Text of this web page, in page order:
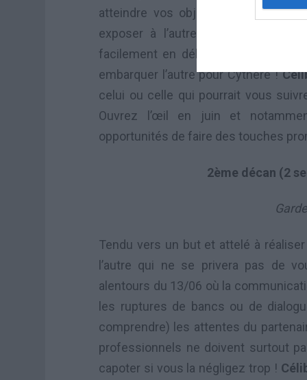
atteindre vos objectifs ? Vous
exposer à l’autre votre vison du
facilement en début de mois où
embarquer l’autre pour Cythère !
celui ou celle qui pourrait vous
Ouvrez l’œil en juin et
opportunités de faire des touches
2ème décan (2
Tendu vers un but et attelé à
l’autre qui ne se privera pas de
alentours du 13/06 où la
les ruptures de bancs ou de
comprendre) les attentes du
professionnels ne doivent surtout
capoter si vous la négligez trop !